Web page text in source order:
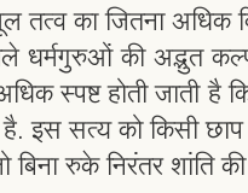
तत्व का जितना अधिक
धर्मगुरुओं की अद्भुत
स्पष्ट होती जाती
इस सत्य को किसी
बिना रुके निरंतर शांति